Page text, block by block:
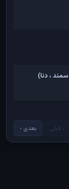
‹ قبلی بعدی ›